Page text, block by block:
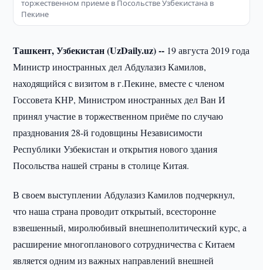
торжественном приеме в Посольстве Узбекистана в
Пекине
Ташкент, Узбекистан (UzDaily.uz) -- 19 августа 2019 года
Министр иностранных дел Абдулазиз Камилов,
находящийся с визитом в г.Пекине, вместе с членом
Госсовета КНР, Министром иностранных дел Ван И
принял участие в торжественном приёме по случаю
празднования 28-й годовщины Независимости
Республики Узбекистан и открытия нового здания
Посольства нашей страны в столице Китая.
В своем выступлении Абдулазиз Камилов подчеркнул,
что наша страна проводит открытый, всесторонне
взвешенный, миролюбивый внешнеполитический курс, а
расширение многопланового сотрудничества с Китаем
является одним из важных направлений внешней